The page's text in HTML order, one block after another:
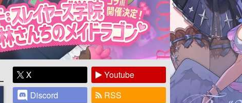
X
Youtube
Discord
RSS